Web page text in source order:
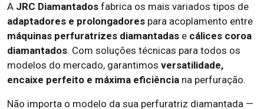
A JRC Diamantados fabrica os mais variados tipos de
adaptadores e prolongadores para acoplamento entre
máquinas perfuratrizes diamantadas e cálices coroa
diamantados. Com soluções técnicas para todos os
modelos do mercado, garantimos versatilidade,
encaixe perfeito e máxima eficiência na perfuração.
Não importa o modelo da sua perfuratriz diamantada —